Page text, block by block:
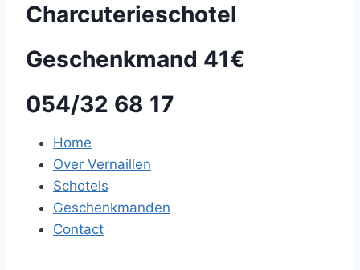
Charcuterieschotel
Geschenkmand 41€
054/32 68 17
Home
Over Vernaillen
Schotels
Geschenkmanden
Contact